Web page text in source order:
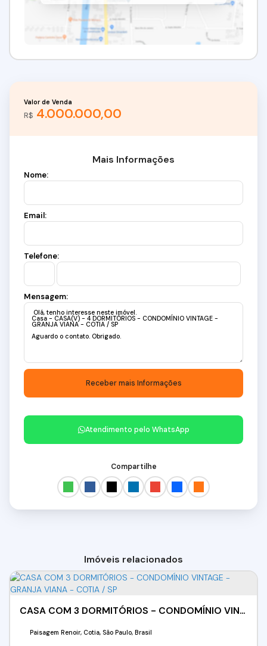
R$ 4.000.000,00
Valor de Venda
Mais Informações
Nome:
Email:
Telefone:
Mensagem:
Atendimento pelo WhatsApp
Compartilhe
Imóveis relacionados
CASA COM 3 DORMITÓRIOS - CONDOMÍNIO VINTAGE - GRANJA VIANA - COTIA / SP
Paisagem Renoir, Cotia, São Paulo, Brasil